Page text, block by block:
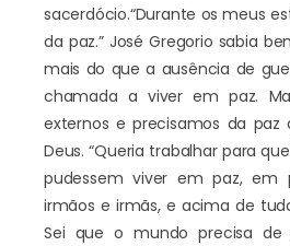
sacerdócio.“Durante os meus
da paz.” José Gregorio sabia
mais do que a ausência de
chamada a viver em paz.
externos e precisamos da
Deus. “Queria trabalhar para
pudessem viver em paz, em
irmãos e irmãs, e acima de
Sei que o mundo precisa